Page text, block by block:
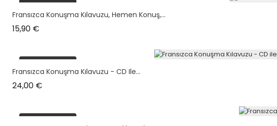
plus en stock
Fransızca Konuşma Kılavuzu, Hemen Konuş,...
15,90 €
plus en stock
Fransızca Konuşma Kılavuzu - CD Ile...
24,00 €
plus en stock